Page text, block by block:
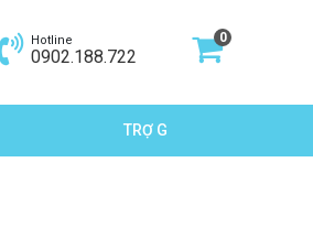
Hotline
0902.188.722
0
TRỢ GIÁ MÙA DỊCH